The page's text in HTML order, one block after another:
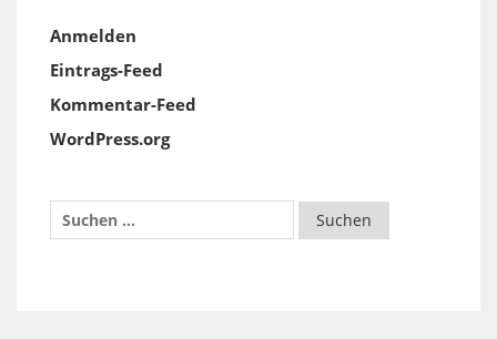
Anmelden
Eintrags-Feed
Kommentar-Feed
WordPress.org